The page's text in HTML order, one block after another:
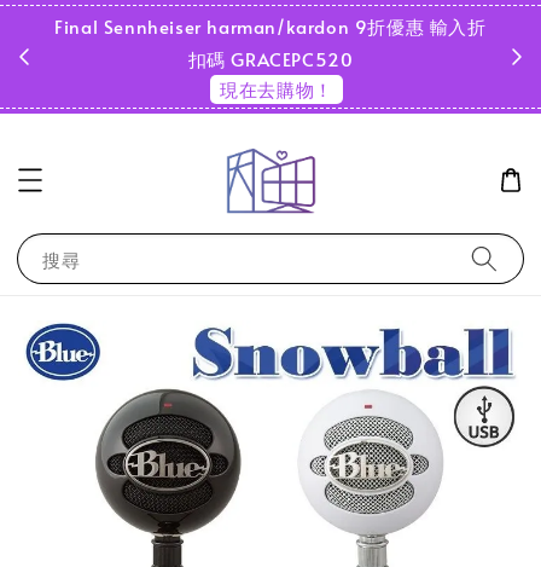
Final Sennheiser harman/kardon 9折優惠 輸入折
扣碼 GRACEPC520
現在去購物！
搜尋